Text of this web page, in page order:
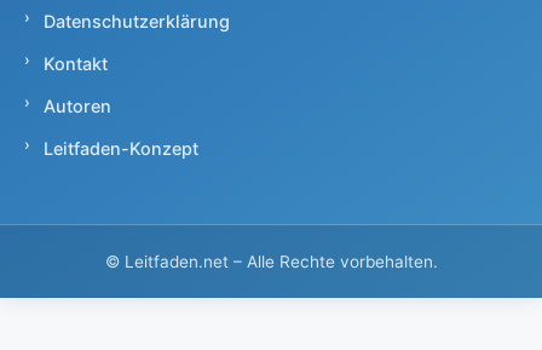
Datenschutzerklärung
Kontakt
Autoren
Leitfaden-Konzept
© Leitfaden.net – Alle Rechte vorbehalten.